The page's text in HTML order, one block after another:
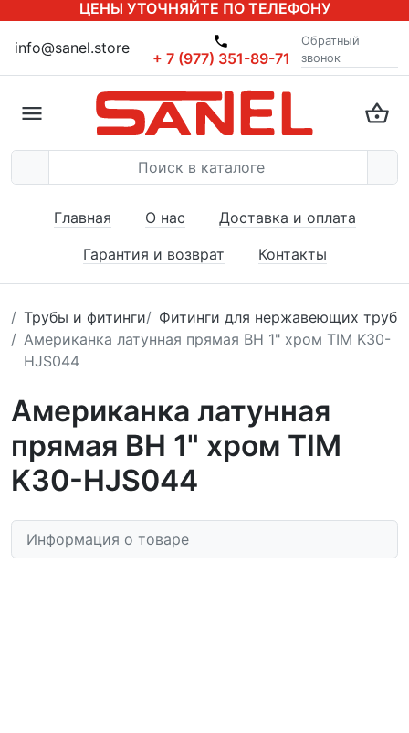
ЦЕНЫ УТОЧНЯЙТЕ ПО ТЕЛЕФОНУ
info@sanel.store
+ 7 (977) 351-89-71
Обратный
звонок
Главная О нас
Доставка и оплата
Гарантия и возврат
Контакты
Трубы и фитинги
Фитинги для нержавеющих труб
Американка латунная прямая ВН 1" хром TIM K30-
HJS044
Американка латунная
прямая ВН 1" хром TIM
K30-HJS044
Информация о товаре